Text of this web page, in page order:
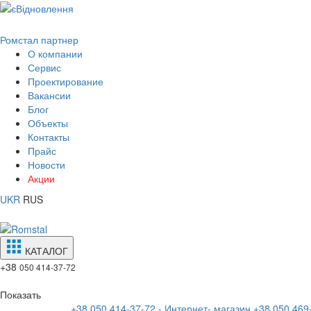
Ромстал партнер
О компании
Сервис
Проектирование
Вакансии
Блог
Объекты
Контакты
Прайс
Новости
Акции
UKR RUS
КАТАЛОГ
+38 050 414-37-72
Показать
+38 050 414-37-72 - Интернет- магазин +38 050